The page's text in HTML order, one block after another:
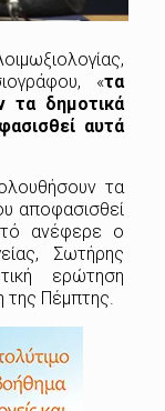
«τα
τα δημοτικά
αυτά
τα
αποφασισθεί
ανέφερε ο
Σωτήρης
ερώτηση
Πέμπτης.